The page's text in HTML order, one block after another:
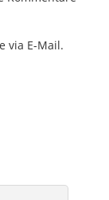
via E-Mail.